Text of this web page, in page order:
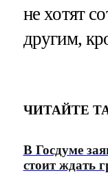
не хотят
другим,
ЧИТАЙТЕ
В Госдуме
стоит ждать